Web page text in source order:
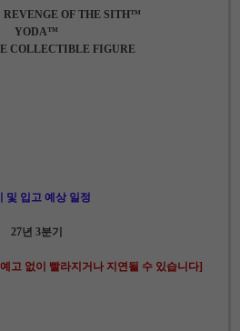
REVENGE OF THE SITH™
YODA™
COLLECTIBLE FIGURE
및 입고 예상 일정
27년 3분기
고 없이 빨라지거나 지연될 수 있습니다]